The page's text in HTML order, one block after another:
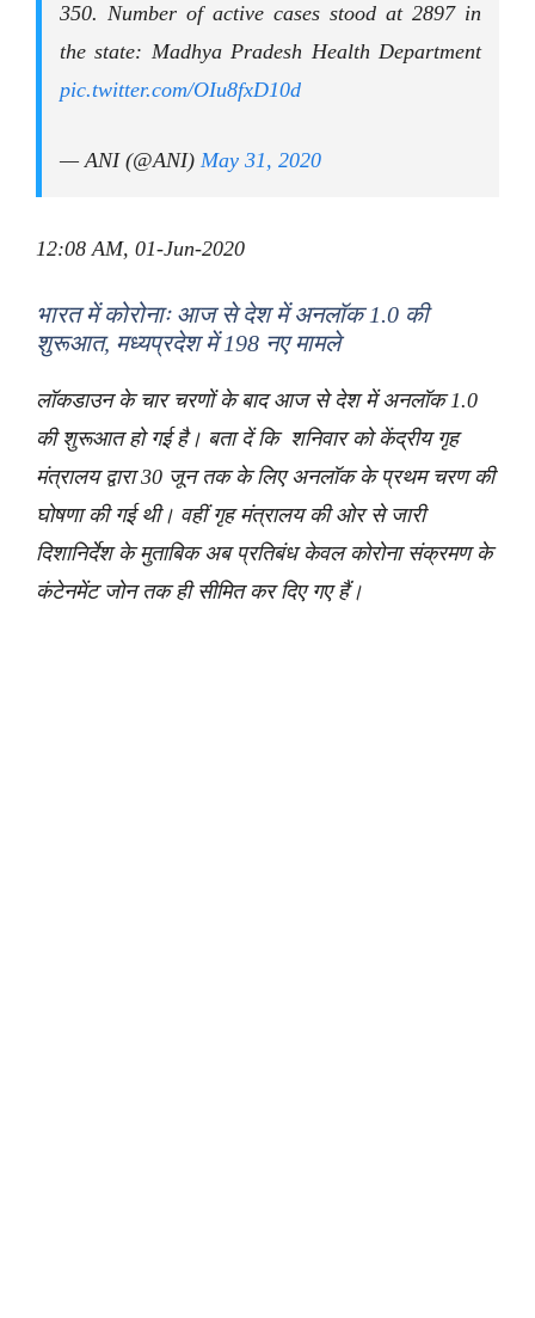
350. Number of active cases stood at 2897 in
the state: Madhya Pradesh Health Department
pic.twitter.com/OIu8fxD10d
— ANI (@ANI) May 31, 2020
12:08 AM, 01-Jun-2020
भारत में कोरोनाः आज से देश में अनलॉक 1.0 की
शुरूआत, मध्यप्रदेश में 198 नए मामले
लॉकडाउन के चार चरणों के बाद आज से देश में अनलॉक 1.0
की शुरूआत हो गई है। बता दें कि शनिवार को केंद्रीय गृह
मंत्रालय द्वारा 30 जून तक के लिए अनलॉक के प्रथम चरण की
घोषणा की गई थी। वहीं गृह मंत्रालय की ओर से जारी
दिशानिर्देश के मुताबिक अब प्रतिबंध केवल कोरोना संक्रमण के
कंटेनमेंट जोन तक ही सीमित कर दिए गए हैं।